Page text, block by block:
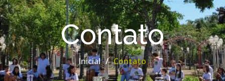
Contato
Inicial Contato